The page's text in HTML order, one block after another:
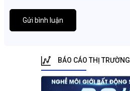
Gửi bình luận
BÁO CÁO THỊ TRƯỜNG